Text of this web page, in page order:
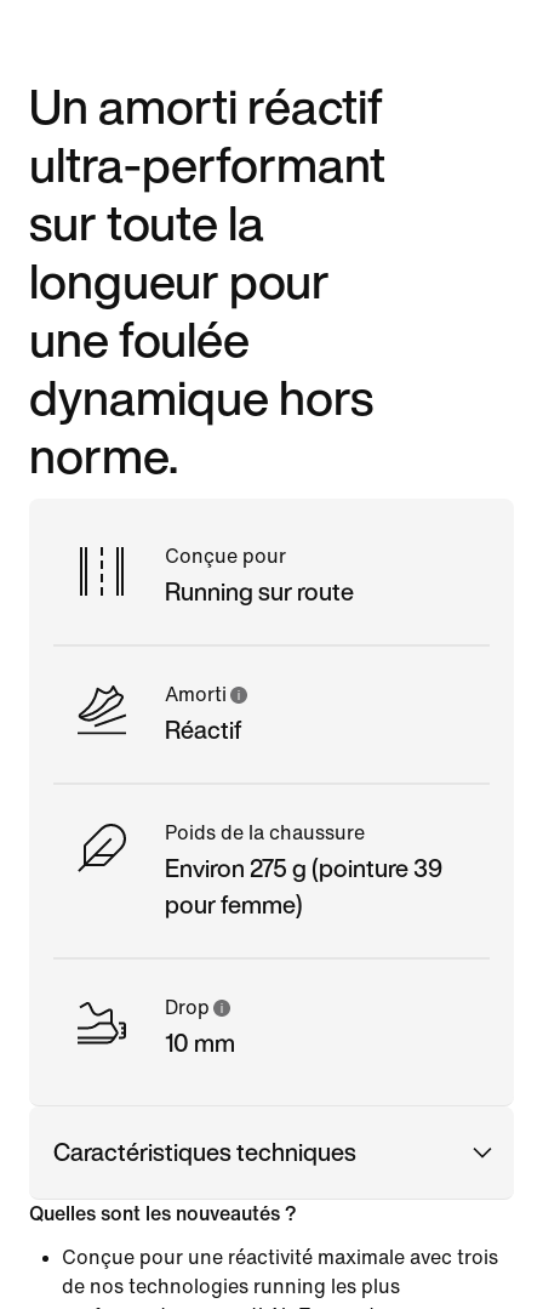
Un amorti réactif
ultra-performant
sur toute la
longueur pour
une foulée
dynamique hors
norme.
Conçue pour
Running sur route
Amorti
Réactif
Poids de la chaussure
Environ 275 g (pointure 39
pour femme)
Drop
10 mm
Caractéristiques techniques
Quelles sont les nouveautés ?
Conçue pour une réactivité maximale avec trois
de nos technologies running les plus